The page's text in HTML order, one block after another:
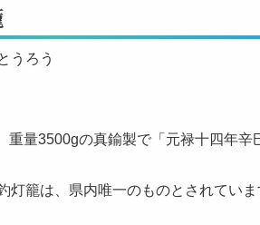
うろう
重量3500gの真鍮製で「元禄十四年
灯籠は、県内唯一のものとされていま